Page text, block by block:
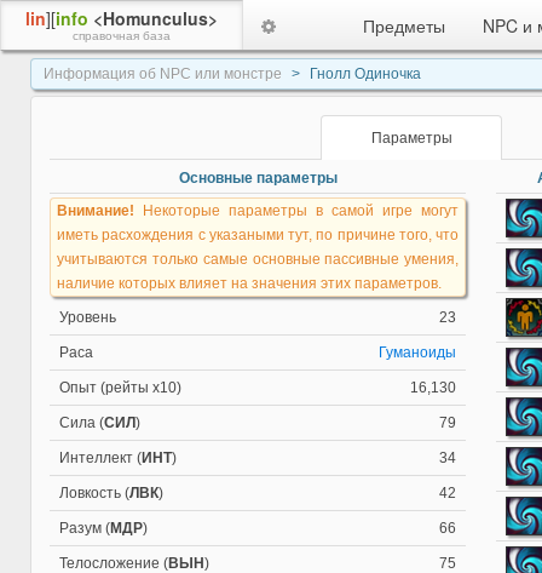
lin][info <Homunculus>
справочная база Предметы NPC и
Информация об NPC или монстре Гнолл Одиночка
Параметры
Основные параметры
Внимание! Некоторые параметры в самой игре могут
иметь расхождения с указаными тут, по причине того, что
учитываются только самые основные пассивные умения,
наличие которых влияет на значения этих параметров.
Уровень
23
Раса Гуманоиды
Опыт (рейты х10) 16,130
Сила (СИЛ) 79
Интеллект (ИНТ) 34
Ловкость (ЛВК) 42
Разум (МДР) 66
Телосложение (ВЫН ) 75